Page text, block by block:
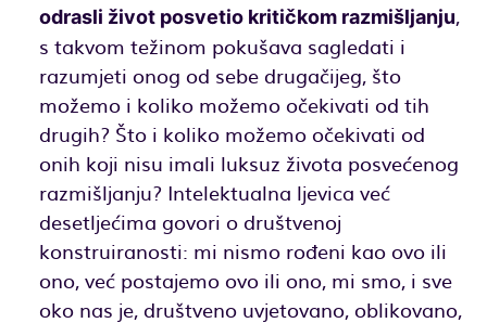
odrasli život posvetio kritičkom razmišljanju,
s takvom težinom pokušava sagledati i
razumjeti onog od sebe drugačijeg, što
možemo i koliko možemo očekivati od tih
drugih? Što i koliko možemo očekivati od
onih koji nisu imali luksuz života posvećenog
razmišljanju? Intelektualna ljevica već
desetljećima govori o društvenoj
konstruiranosti: mi nismo rođeni kao ovo ili
ono, već postajemo ovo ili ono, mi smo, i sve
oko nas je, društveno uvjetovano, oblikovano,